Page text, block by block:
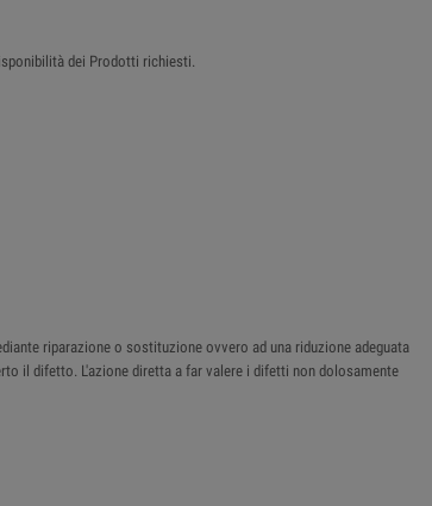
dei Prodotti richiesti.
riparazione o sostituzione ovvero ad una riduzione adeguata
il difetto. L'azione diretta a far valere i difetti non dolosamente